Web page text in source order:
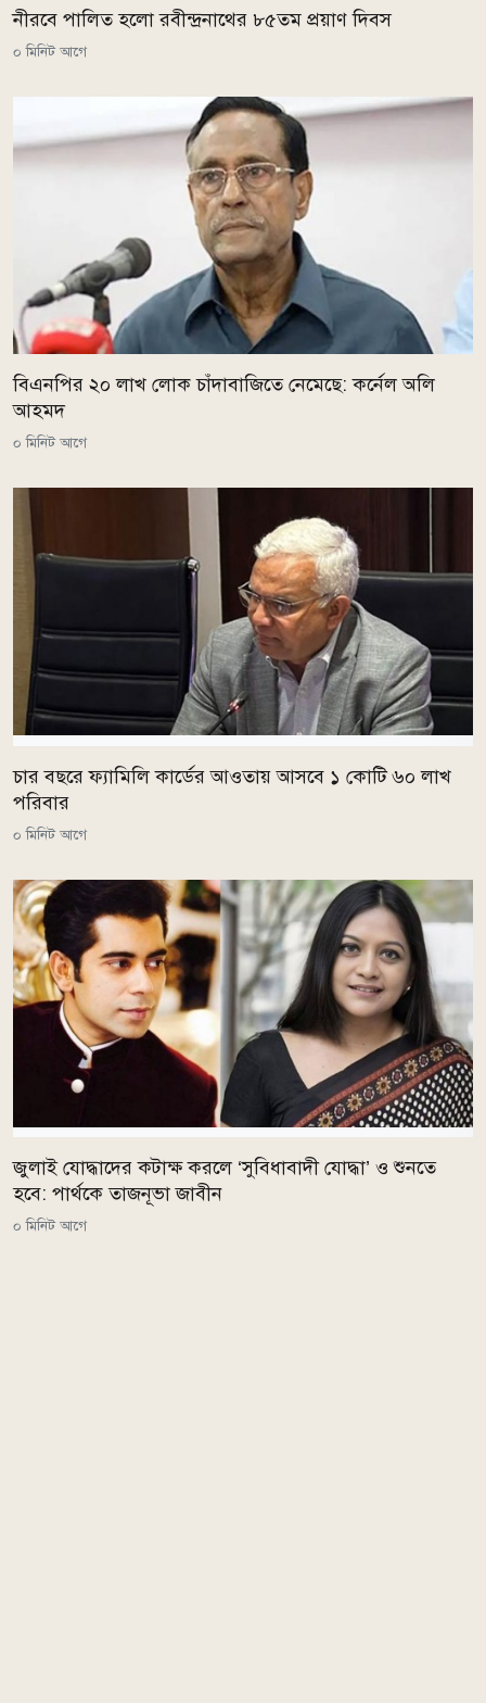
নীরবে পালিত হলো রবীন্দ্রনাথের ৮৫তম প্রয়াণ দিবস
০ মিনিট আগে
বিএনপির ২০ লাখ লোক চাঁদাবাজিতে নেমেছে: কর্নেল অলি
আহমদ
০ মিনিট আগে
চার বছরে ফ্যামিলি কার্ডের আওতায় আসবে ১ কোটি ৬০ লাখ
পরিবার
০ মিনিট আগে
জুলাই যোদ্ধাদের কটাক্ষ করলে ‘সুবিধাবাদী যোদ্ধা’ ও শুনতে
হবে: পার্থকে তাজনূভা জাবীন
০ মিনিট আগে